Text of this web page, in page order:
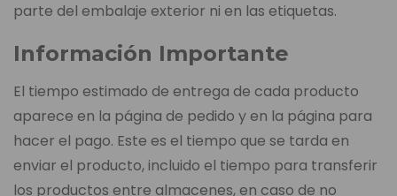
parte del embalaje exterior ni en las etiquetas.
Información Importante
El tiempo estimado de entrega de cada producto
aparece en la página de pedido y en la página para
hacer el pago. Este es el tiempo que se tarda en
enviar el producto, incluido el tiempo para transferir
los productos entre almacenes, en caso de no